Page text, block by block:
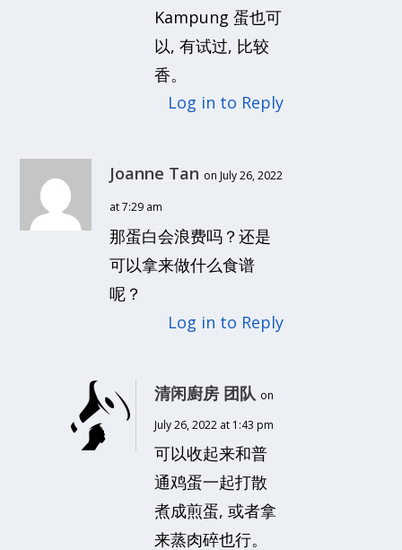
Kampung 蛋也可
以, 有试过, 比较
香。
Log in to Reply
Joanne Tan on July 26, 2022
at 7:29 am
那蛋白会浪费吗？还是
可以拿来做什么食谱
呢？
Log in to Reply
清闲廚房 团队 on
July 26, 2022 at 1:43 pm
可以收起来和普
通鸡蛋一起打散
煮成煎蛋, 或者拿
来蒸肉碎也行。